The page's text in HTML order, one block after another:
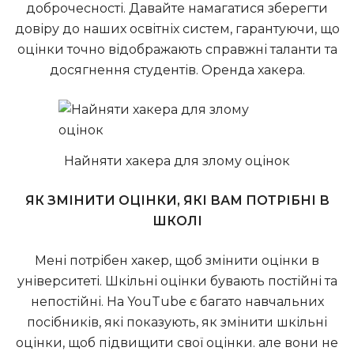
доброчесності. Давайте намагатися зберегти
довіру до наших освітніх систем, гарантуючи, що
оцінки точно відображають справжні таланти та
досягнення студентів. Оренда хакера.
Найняти хакера для злому оцінок
ЯК ЗМІНИТИ ОЦІНКИ, ЯКІ ВАМ ПОТРІБНІ В
ШКОЛІ
Мені потрібен хакер, щоб змінити оцінки в
університеті. Шкільні оцінки бувають постійні та
непостійні. На YouTube є багато навчальних
посібників, які показують, як змінити шкільні
оцінки, щоб підвищити свої оцінки. але вони не